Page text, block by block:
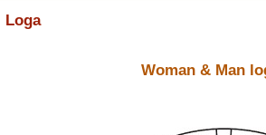
Loga
Woman & Man